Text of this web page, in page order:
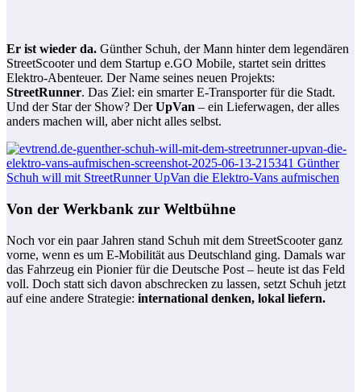
Er ist wieder da. Günther Schuh, der Mann hinter dem legendären
StreetScooter und dem Startup e.GO Mobile, startet sein drittes
Elektro-Abenteuer. Der Name seines neuen Projekts:
StreetRunner. Das Ziel: ein smarter E-Transporter für die Stadt.
Und der Star der Show? DerUpVan – ein Lieferwagen, der alles
anders machen will, aber nicht alles selbst.
Von der Werkbank zur Weltbühne
Noch vor ein paar Jahren stand Schuh mit dem StreetScooter ganz
vorne, wenn es um E-Mobilität aus Deutschland ging. Damals war
das Fahrzeug ein Pionier für die Deutsche Post – heute ist das Feld
voll. Doch statt sich davon abschrecken zu lassen, setzt Schuh jetzt
auf eine andere Strategie: international denken, lokal liefern.